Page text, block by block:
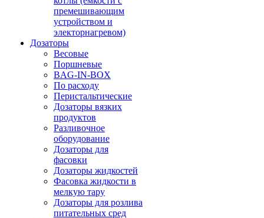
премешивающим
устройством и
электорнагревом)
Дозаторы
Весовые
Поршневые
BAG-IN-BOX
По расходу
Перистальтические
Дозаторы вязких
продуктов
Разливочное
оборудование
Дозаторы для
фасовки
Дозаторы жидкостей
Фасовка жидкости в
мелкую тару
Дозаторы для розлива
питательных сред